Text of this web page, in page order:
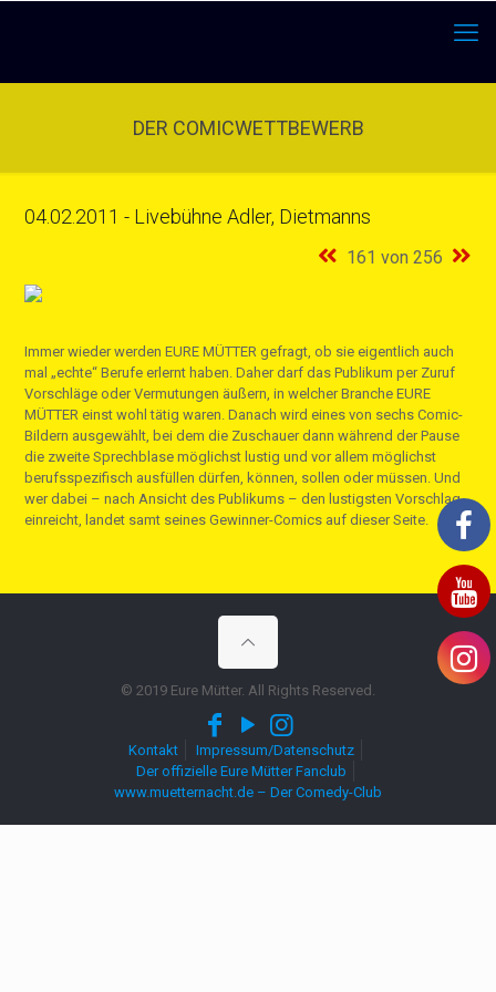
DER COMICWETTBEWERB
04.02.2011 - Livebühne Adler, Dietmanns
161 von 256
Immer wieder werden EURE MÜTTER gefragt, ob sie eigentlich auch
mal „echte“ Berufe erlernt haben. Daher darf das Publikum per Zuruf
Vorschläge oder Vermutungen äußern, in welcher Branche EURE
MÜTTER einst wohl tätig waren. Danach wird eines von sechs Comic-
Bildern ausgewählt, bei dem die Zuschauer dann während der Pause
die zweite Sprechblase möglichst lustig und vor allem möglichst
berufsspezifisch ausfüllen dürfen, können, sollen oder müssen. Und
wer dabei – nach Ansicht des Publikums – den lustigsten Vorschlag
einreicht, landet samt seines Gewinner-Comics auf dieser Seite.
© 2019 Eure Mütter. All Rights Reserved.
Kontakt
Impressum/Datenschutz
Der offizielle Eure Mütter Fanclub
www.muetternacht.de – Der Comedy-Club